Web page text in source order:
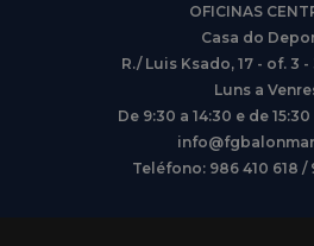
OFICINAS
Casa do
R./ Luis Ksado, 17 - of. 3
Luns a
De 9:30 a 14:30 e de
Teléfono: 986 410 618 /